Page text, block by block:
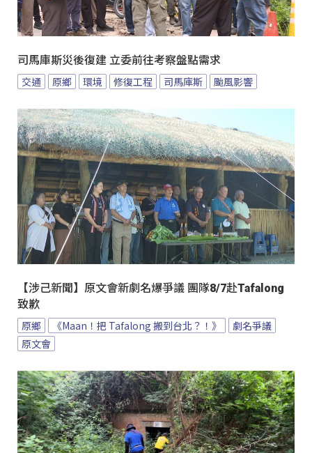
司馬庫斯災後復建 立委前往考察盤點需求
交通 原鄉 環境 修復工程 司馬庫斯 颱風影響
【涉己新聞】原文會新劇名爆爭議 團隊8/7赴Tafalong
致歉
原鄉 《Maan！把 Tafalong 搬到台北？！》
劇名爭議
原文會